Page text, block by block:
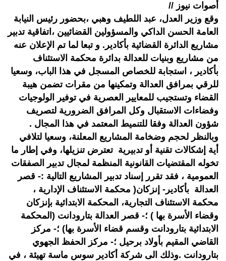
أصوات نيوز //
وقع وزير العدل، عبد اللطيف وهبي ،بحضور رئيس النيابة
العامة الحسن الداكي والمسؤولين القضائيين ،اتفاقية تدبير
مشاريع الدائرة القضائية بأكادير. و تبعا لما تم الإعلان عنه
من مشاريع وبنيات للعدالة بدائرة محكمة الاستئناف
بأكادير ، استجابة للخصاص المسجل في هذا الباب، وسعيا
للرقي بمرافق العدالة وتمكينها من مقرات تضمن هيبة
القضاء وتستجيب للمعايير العصرية في توفير الولوجيات
وفضاءات الاستقبال وكل المرافق الضرورية لتصريف
شؤون العدالة وفقا للتنميط المعتمد في هذا المجال .
وبالنظر لحجم وضخامة المشاريع المعلنة، وسعيا لتلافي
أية إشكالات تقنية أو تدبيرية تعترض تنزيلها، وفي إطار ما
تخوله المقتضيات القانونية المنظمة لمجال تدبير الصفقات
العمومية ، فقد تقرر إسناد تدبير المشاريع التالية :- قصر
العدالة بأكادير- إنزكان( محكمة الاستئناف الإدارية ،
محكمة الاستئناف التجارية، المحكمة الابتدائية بإنزكان
وقضاء الأسرة بها ) ؛- قصر العدالة بتارودانت (المحكمة
الابتدائية بتارودانت وقسم قضاء الأسرة بها) ؛- مركز
القاضي المقيم بأولاد برحيل ؛- مركز الحفظ الجهوي
بتارودانت .وذلك الى شركة أكادير سوس ماسة تهيئة ، في